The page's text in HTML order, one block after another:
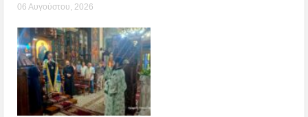
06 Αυγούστου, 2026